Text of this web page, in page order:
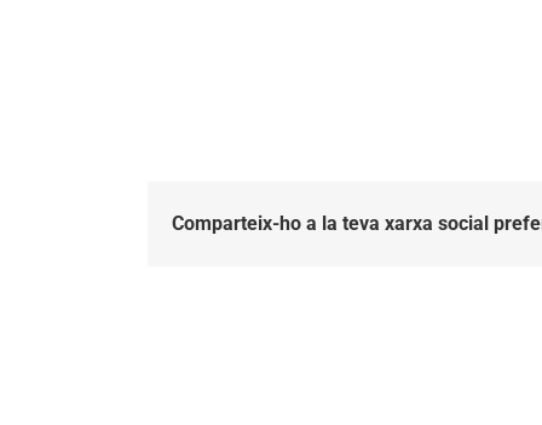
Comparteix-ho a la teva xarxa social